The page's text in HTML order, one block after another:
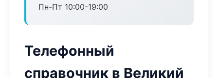
Пн-Пт 10:00-19:00
Телефонный
справочник в Великий